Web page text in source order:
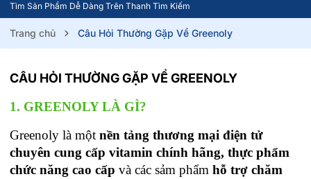
Tìm Sản Phẩm Dễ Dàng Trên Thanh Tìm Kiếm
Trang chủ Câu Hỏi Thường Gặp Về Greenoly
CÂU HỎI THƯỜNG GẶP VỀ GREENOLY
1. GREENOLY LÀ GÌ?
Greenoly là một nền tảng thương mại điện tử
chuyên cung cấp vitamin chính hãng, thực phẩm
chức năng cao cấp và các sảm phẩm hỗ trợ chăm